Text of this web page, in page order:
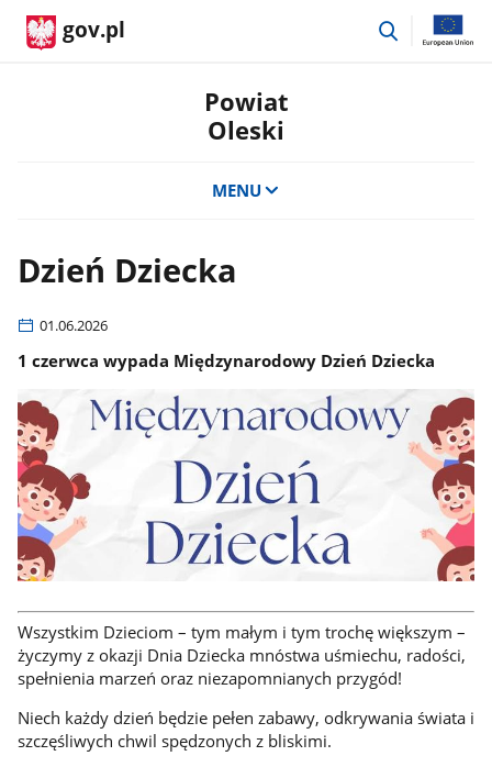
gov.pl
przejdź
Powiat
Oleski
MENU
Dzień Dziecka
01.06.2026
1 czerwca wypada Międzynarodowy Dzień Dziecka
Wszystkim Dzieciom – tym małym i tym trochę większym –
życzymy z okazji Dnia Dziecka mnóstwa uśmiechu, radości,
spełnienia marzeń oraz niezapomnianych przygód!
Niech każdy dzień będzie pełen zabawy, odkrywania świata i
szczęśliwych chwil spędzonych z bliskimi.